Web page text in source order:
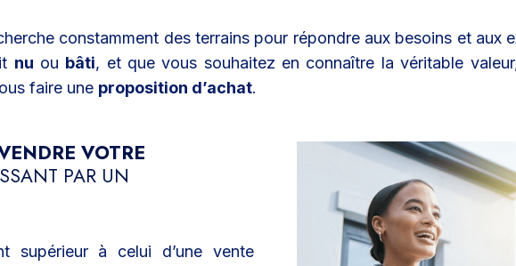
constamment des terrains pour répondre aux besoins et aux
nu ou bâti, et que vous souhaitez en connaître la véritable
faire une proposition d’achat.
VOTRE
PAR UN
supérieur à celui d’une vente